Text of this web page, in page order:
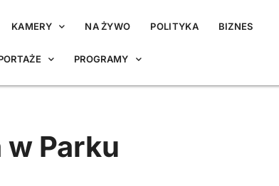
KAMERY NA ŻYWO POLITYKA BIZNES
PROGRAMY
Parku